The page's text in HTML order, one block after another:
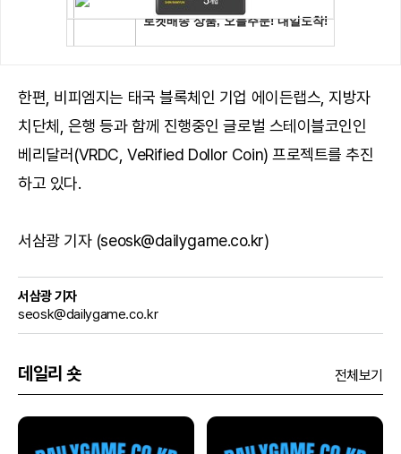
한편, 비피엠지는 태국 블록체인 기업 에이든랩스, 지방자
치단체, 은행 등과 함께 진행중인 글로벌 스테이블코인인
베리달러(VRDC, VeRified Dollor Coin) 프로젝트를 추진
하고 있다.
서삼광 기자 (seosk@dailygame.co.kr)
서삼광 기자
seosk@dailygame.co.kr
데일리 숏 전체보기